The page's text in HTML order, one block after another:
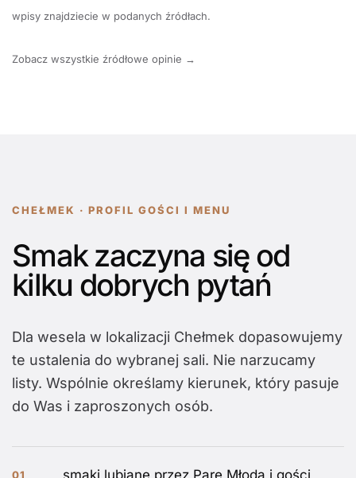
wpisy znajdziecie w podanych źródłach.
Zobacz wszystkie źródłowe opinie →
CHEŁMEK · PROFIL GOŚCI I MENU
Smak zaczyna się od
kilku dobrych pytań
Dla wesela w lokalizacji Chełmek dopasowujemy
te ustalenia do wybranej sali. Nie narzucamy
listy. Wspólnie określamy kierunek, który pasuje
do Was i zaproszonych osób.
01